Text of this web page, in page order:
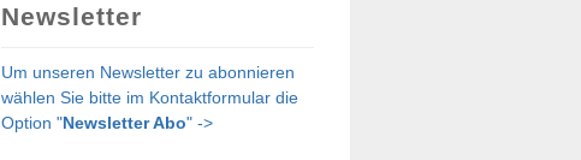
Newsletter
Um unseren Newsletter zu abonnieren
wählen Sie bitte im Kontaktformular die
Option "Newsletter Abo" ->